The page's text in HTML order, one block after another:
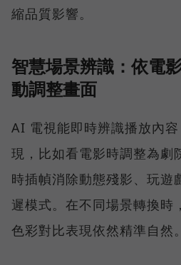
縮品質影響。
智慧場景辨識：依電
動調整畫面
AI 電視能即時辨識播放內
現，比如看電影時調整為劇
時插幀消除動態殘影、玩遊
遲模式。在不同場景轉換時
色彩對比表現依然精準自然。